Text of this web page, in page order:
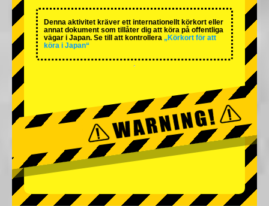
Denna aktivitet kräver ett internationellt körkort eller
annat dokument som tillåter dig att köra på offentliga
vägar i Japan. Se till att kontrollera „Körkort för att
köra i Japan“